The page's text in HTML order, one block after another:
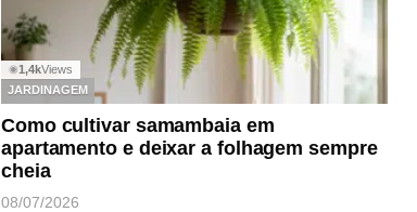
◉1,4kViews
JARDINAGEM
Como cultivar samambaia em
apartamento e deixar a folhagem sempre
cheia
08/07/2026